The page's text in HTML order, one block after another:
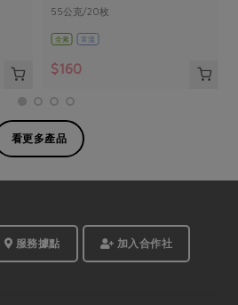
55公克/20枚
全素 常溫
$160
看更多產品
服務據點 加入合作社